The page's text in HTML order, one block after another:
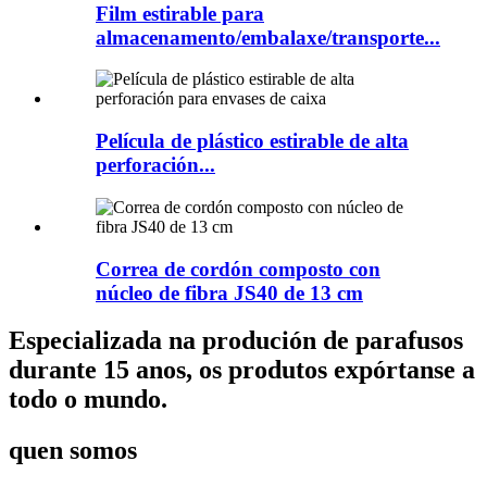
Film estirable para
almacenamento/embalaxe/transporte...
Película de plástico estirable de alta
perforación...
Correa de cordón composto con
núcleo de fibra JS40 de 13 cm
Especializada na produción de parafusos
durante 15 anos, os produtos expórtanse a
todo o mundo.
quen somos